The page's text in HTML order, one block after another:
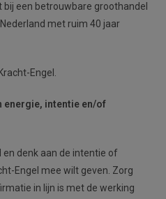
bij een betrouwbare groothandel
met ruim 40 jaar
Engel.
energie, intentie en/of
en denk aan de intentie of
Engel mee wilt geven. Zorg
in lijn is met de werking